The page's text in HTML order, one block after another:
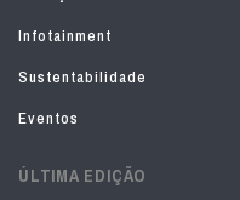
Infotainment
Sustentabilidade
Eventos
ÚLTIMA EDIÇÃO